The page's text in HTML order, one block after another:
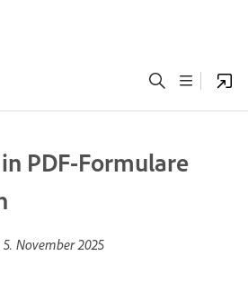
PDF-Formulare
5. November 2025